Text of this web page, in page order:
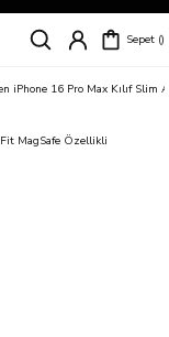
Sepet
iPhone 16 Pro Max Kılıf